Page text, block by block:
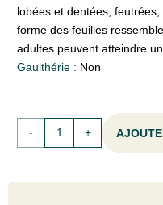
lobées et dentées,
forme des feuilles
adultes peuvent atteindre
Gaulthérie : Non
quantité